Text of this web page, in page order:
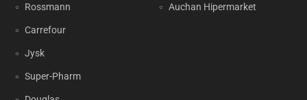
Rossmann
Carrefour
Jysk
Super-Pharm
Auchan Hipermarket